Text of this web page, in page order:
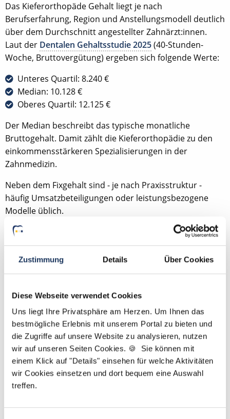
Zustimmung Details Über Cookies
Diese Webseite verwendet Cookies
Uns liegt Ihre Privatsphäre am Herzen. Um Ihnen das
bestmögliche Erlebnis mit unserem Portal zu bieten und
die Zugriffe auf unsere Website zu analysieren, nutzen
wir auf unseren Seiten Cookies. 🍪 Sie können mit
einem Klick auf "Details" einsehen für welche Aktivitäten
wir Cookies einsetzen und dort bequem eine Auswahl
treffen.
Das Kieferorthopäde Gehalt liegt je nach
Berufserfahrung, Region und Anstellungsmodell deutlich
über dem Durchschnitt angestellter Zahnärzt:innen.
Laut der Dentalen Gehaltsstudie 2025(40-Stunden-
Woche, Bruttovergütung) ergeben sich folgende Werte:
Unteres Quartil: 8.240 €
Median: 10.128 €
Oberes Quartil: 12.125 €
Der Median beschreibt das typische monatliche
Bruttogehalt. Damit zählt die Kieferorthopädie zu den
einkommensstärkeren Spezialisierungen in der
Zahnmedizin.
Neben dem Fixgehalt sind - je nach Praxisstruktur -
häufig Umsatzbeteiligungen oder leistungsbezogene
Modelle üblich.
Weitere Hintergründe zur Vergütung finden Sie hier:
Gehalt als Kieferorthopäde 2025
Weiterbildung zum Fachzahnarzt
für Kieferorthopädie
Die Weiterbildung zum Fachzahnarzt für
Kieferorthopädie setzt eine abgeschlossene
Vorbereitungszeit voraus und dauert in der Regel
mehrere Jahre. Sie erfolgt in anerkannten
Weiterbildungsstätten gemäß den Vorgaben der
Landeszahnärztekammern.